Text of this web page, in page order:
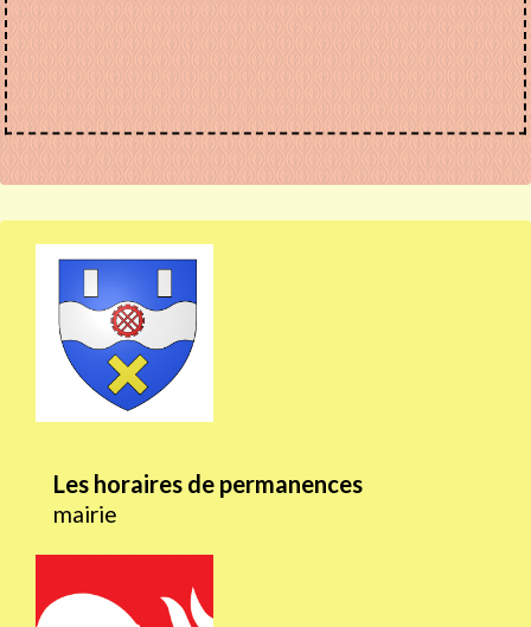
Les horaires de permanences
mairie